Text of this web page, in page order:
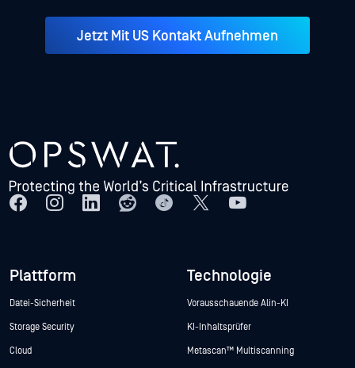
Jetzt Mit US Kontakt Aufnehmen
Plattform
Datei-Sicherheit
Storage Security
Cloud
Technologie
Vorausschauende Alin-KI
KI-Inhaltsprüfer
Metascan™ Multiscanning